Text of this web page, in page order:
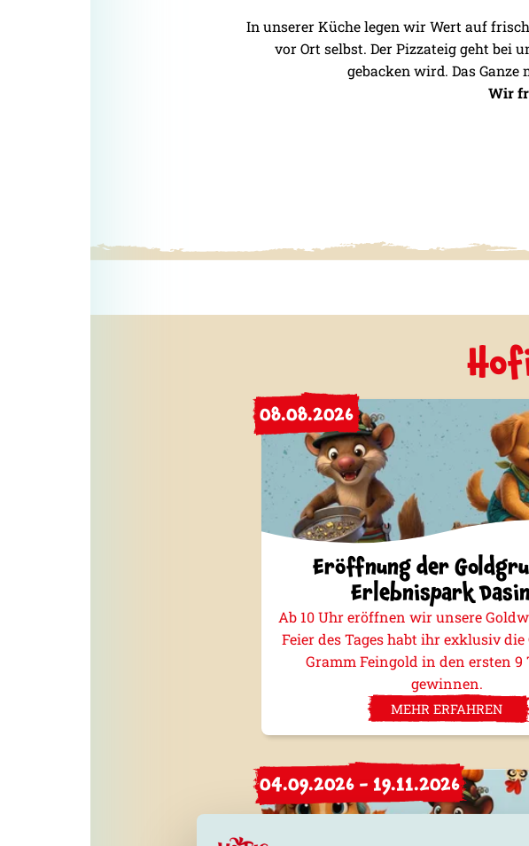
In unserer Küche legen wir Wert auf
vor Ort selbst. Der Pizzateig geht bei
gebacken wird. Das
Wir
08.08.2026
Eröffnung der
Erlebnispark
Ab 10 Uhr eröffnen wir unsere
Feier des Tages habt ihr exklusiv die
Gramm Feingold in den ersten 9
gewinnen.
MEHR ERFAHREN
04.09.2026 - 19.11.2026